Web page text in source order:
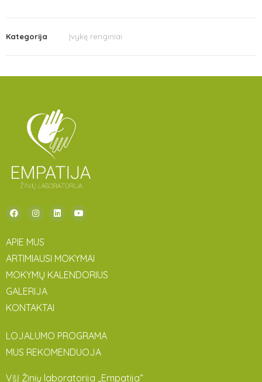
Kategorija Įvykę renginiai
APIE MUS
ARTIMIAUSI MOKYMAI
MOKYMŲ KALENDORIUS
GALERIJA
KONTAKTAI
LOJALUMO PROGRAMA
MUS REKOMENDUOJA
VšĮ Žinių laboratorija „Empatija“